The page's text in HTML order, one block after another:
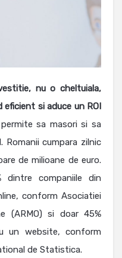
nu o cheltuiala,
si aduce un ROI
sa masori si sa
cumpara zilnic
de milioane de euro.
dintre companiile din
conform Asociatiei
(ARMO) si doar 45%
un website, conform
de Statistica.